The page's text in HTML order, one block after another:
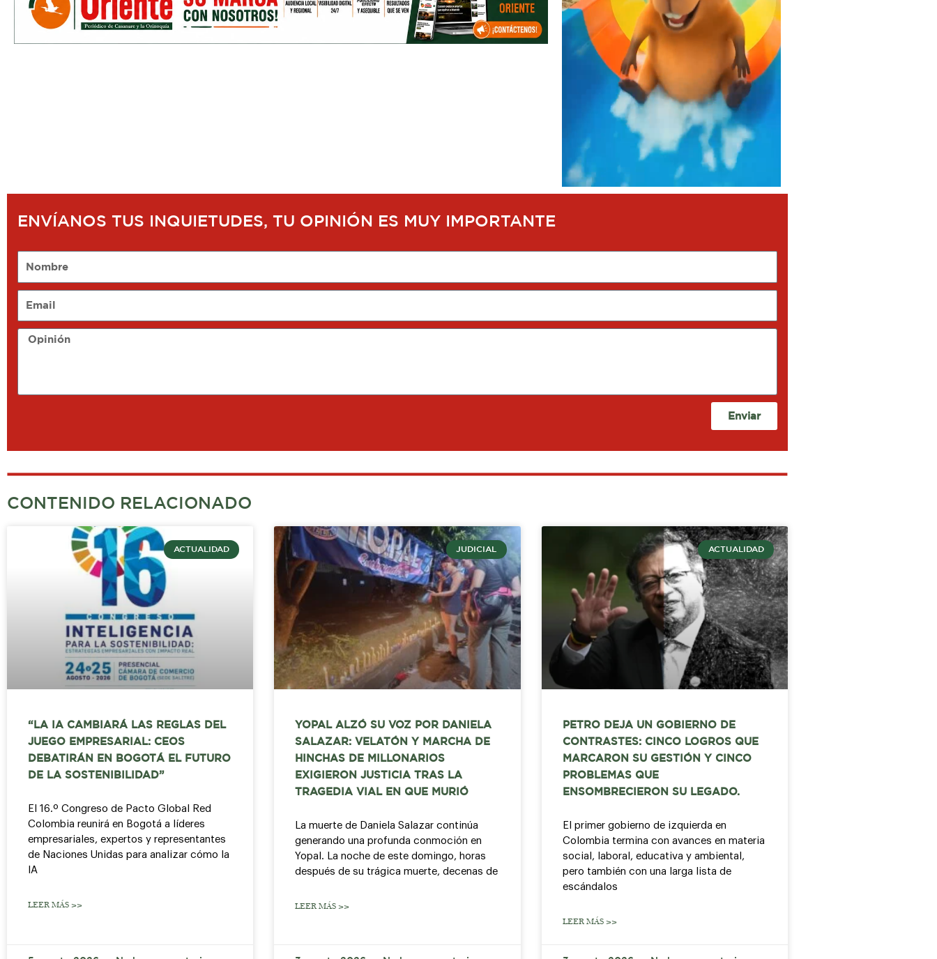
ENVÍANOS TUS INQUIETUDES, TU OPINIÓN ES MUY IMPORTANTE
Opinión
Enviar
CONTENIDO RELACIONADO
ACTUALIDAD
“LA IA CAMBIARÁ LAS REGLAS DEL
JUEGO EMPRESARIAL: CEOS
DEBATIRÁN EN BOGOTÁ EL FUTURO
DE LA SOSTENIBILIDAD”
El 16.º Congreso de Pacto Global Red
Colombia reunirá en Bogotá a líderes
empresariales, expertos y representantes
de Naciones Unidas para analizar cómo la
IA
LEER MÁS >>
JUDICIAL
YOPAL ALZÓ SU VOZ POR DANIELA
SALAZAR: VELATÓN Y MARCHA DE
HINCHAS DE MILLONARIOS
EXIGIERON JUSTICIA TRAS LA
TRAGEDIA VIAL EN QUE MURIÓ
La muerte de Daniela Salazar continúa
generando una profunda conmoción en
Yopal. La noche de este domingo, horas
después de su trágica muerte, decenas de
LEER MÁS >>
ACTUALIDAD
PETRO DEJA UN GOBIERNO DE
CONTRASTES: CINCO LOGROS QUE
MARCARON SU GESTIÓN Y CINCO
PROBLEMAS QUE
ENSOMBRECIERON SU LEGADO.
El primer gobierno de izquierda en
Colombia termina con avances en materia
social, laboral, educativa y ambiental,
pero también con una larga lista de
escándalos
LEER MÁS >>